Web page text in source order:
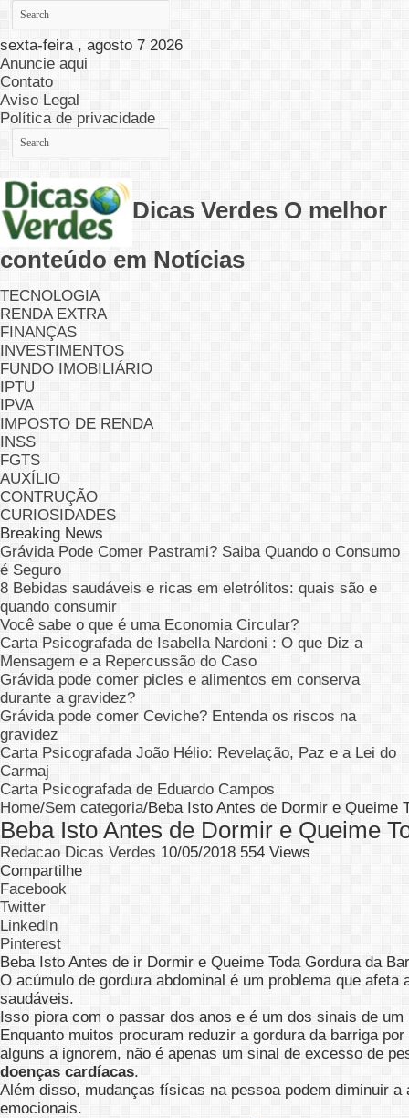
sexta-feira , agosto 7 2026
Anuncie aqui
Contato
Aviso Legal
Política de privacidade
Dicas Verdes O melhor
conteúdo em Notícias
TECNOLOGIA
RENDA EXTRA
FINANÇAS
INVESTIMENTOS
FUNDO IMOBILIÁRIO
IPTU
IPVA
IMPOSTO DE RENDA
INSS
FGTS
AUXÍLIO
CONTRUÇÃO
CURIOSIDADES
Breaking News
Grávida Pode Comer Pastrami? Saiba Quando o Consumo
é Seguro
8 Bebidas saudáveis e ricas em eletrólitos: quais são e
quando consumir
Você sabe o que é uma Economia Circular?
Carta Psicografada de Isabella Nardoni : O que Diz a
Mensagem e a Repercussão do Caso
Grávida pode comer picles e alimentos em conserva
durante a gravidez?
Grávida pode comer Ceviche? Entenda os riscos na
gravidez
Carta Psicografada João Hélio: Revelação, Paz e a Lei do
Carmaj
Carta Psicografada de Eduardo Campos
Home/Sem categoria/Beba Isto Antes de Dormir e Queime
Beba Isto Antes de Dormir e Queime
Redacao Dicas Verdes 10/05/2018 554 Views
Compartilhe
Facebook
Twitter
LinkedIn
Pinterest
Beba Isto Antes de ir Dormir e Queime Toda Gordura da
O acúmulo de gordura abdominal é um problema que
saudáveis.
Isso piora com o passar dos anos e é um dos sinais de um
Enquanto muitos procuram reduzir a gordura da barriga
alguns a ignorem, não é apenas um sinal de excesso de
doenças cardíacas.
Além disso, mudanças físicas na pessoa podem diminuir
emocionais.